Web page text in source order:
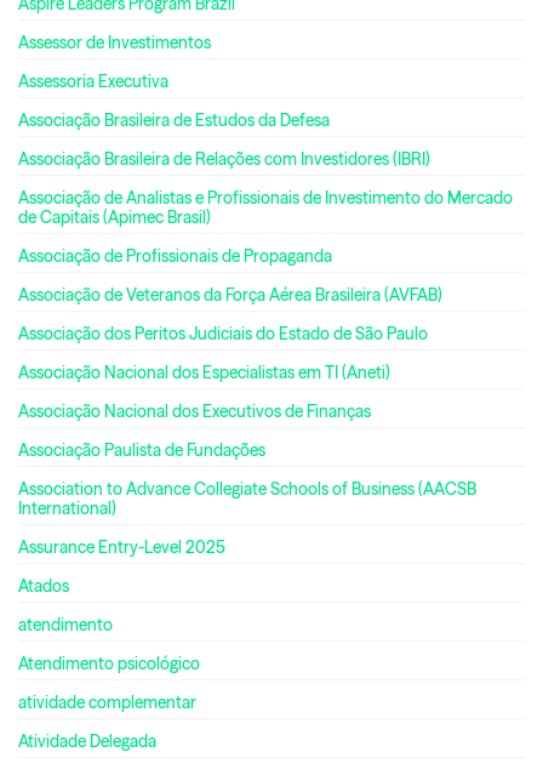
Assessor de Investimentos
Assessoria Executiva
Associação Brasileira de Estudos da Defesa
Associação Brasileira de Relações com Investidores (IBRI)
Associação de Analistas e Profissionais de Investimento do Mercado
de Capitais (Apimec Brasil)
Associação de Profissionais de Propaganda
Associação de Veteranos da Força Aérea Brasileira (AVFAB)
Associação dos Peritos Judiciais do Estado de São Paulo
Associação Nacional dos Especialistas em TI (Aneti)
Associação Nacional dos Executivos de Finanças
Associação Paulista de Fundações
Association to Advance Collegiate Schools of Business (AACSB
International)
Assurance Entry-Level 2025
Atados
atendimento
Atendimento psicológico
atividade complementar
Atividade Delegada